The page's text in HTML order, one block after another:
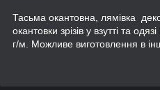
Тасьма окантовна, лямівка
окантовки зрізів у взутті та
г/м. Можливе виготовлення в